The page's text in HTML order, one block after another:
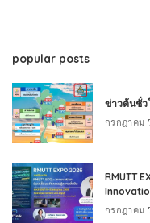
popular posts
ข่าวต้นชั่ว
กรกฎาคม
RMUTT
กรกฎาคม